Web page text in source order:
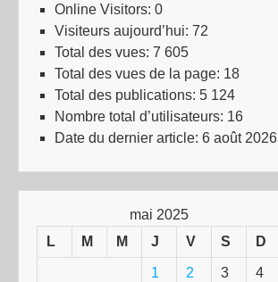
Online Visitors: 0
Visiteurs aujourd’hui: 72
Total des vues: 7 605
Total des vues de la page: 18
Total des publications: 5 124
Nombre total d’utilisateurs: 16
Date du dernier article: 6 août 2026
mai 2025
L
M M J V S D
1 2 3 4